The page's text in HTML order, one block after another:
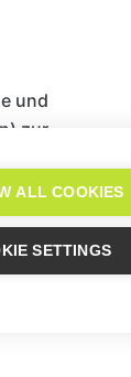
und
zur
ALL COOKIES
SETTINGS